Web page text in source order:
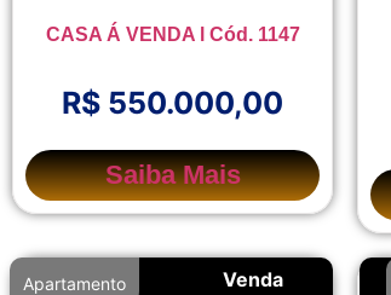
CASA Á VENDA l Cód. 1147
R$ 550.000,00
Saiba Mais
Venda
Apartamento